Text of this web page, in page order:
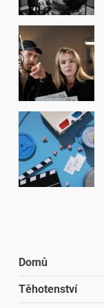
Domů
Těhotenství